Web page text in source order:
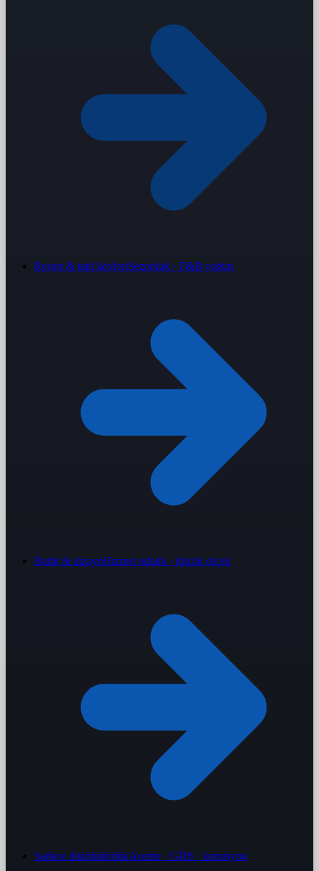
Resort & tatil köyleriSezonluk · F&B yoğun
Butik & dizaynHizmet odaklı · küçük ölçek
Sadece distribütörlükAcente · GDS · komisyon